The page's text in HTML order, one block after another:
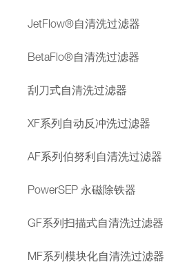
JetFlow®自清洗过滤器
BetaFlo®自清洗过滤器
刮刀式自清洗过滤器
XF系列自动反冲洗过滤器
AF系列伯努利自清洗过滤器
PowerSEP 永磁除铁器
GF系列扫描式自清洗过滤器
MF系列模块化自清洗过滤器